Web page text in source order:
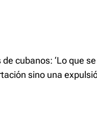
cubanos: ‘Lo que
sino una